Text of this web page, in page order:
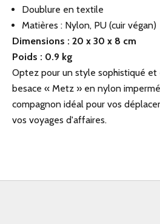
Doublure en textile
Matières : Nylon, PU (cuir végan)
Dimensions : 20 x 30 x 8 cm
Poids : 0.9 kg
Optez pour un style sophistiqué et
besace « Metz » en nylon
compagnon idéal pour vos
vos voyages d'affaires.